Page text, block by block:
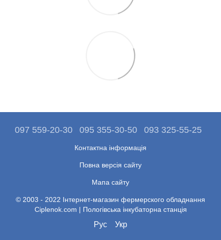
097 559-20-30 095 355-30-50 093 325-55-25
Контактна інформація
Повна версія сайту
Мапа сайту
© 2003 - 2022 Інтернет-магазин фермерского обладнання
Ciplenok.com | Пологівська інкубаторна станція
Рус Укр